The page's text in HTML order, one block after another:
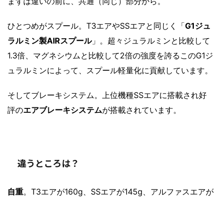
ひとつめがスプール。T3エアやSSエアと同じく「G1ジュ
ラルミン製AIRスプール」。超々ジュラルミンと比較して
1.3倍、マグネシウムと比較して2倍の強度を誇るこのG1ジ
ュラルミンによって、スプール軽量化に貢献しています。
そしてブレーキシステム。上位機種SSエアに搭載され好
評のエアブレーキシステムが搭載されています。
違うところは？
自重。T3エアが160g、SSエアが145g、アルファスエアが